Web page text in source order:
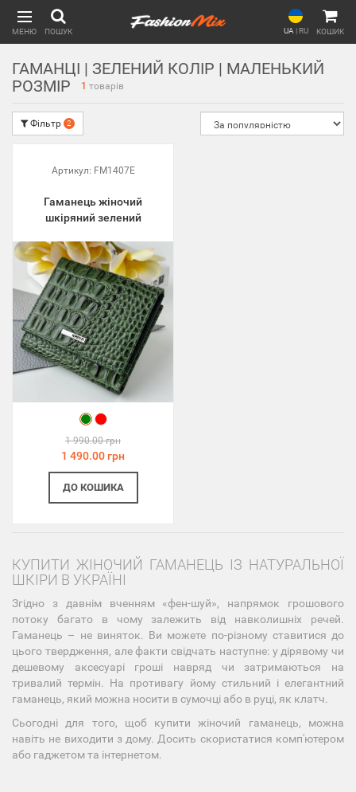
МЕНЮ ПОШУК UA | RU КОШИК
ГАМАНЦІ | ЗЕЛЕНИЙ КОЛІР | МАЛЕНЬКИЙ
РОЗМІР
1 товарів
Фільтр 2
Артикул: FM1407E
Гаманець жіночий
шкіряний зелений
1 990.00 грн
1 490.00 грн
ДО КОШИКА
КУПИТИ ЖІНОЧИЙ ГАМАНЕЦЬ ІЗ НАТУРАЛЬНОЇ
ШКІРИ В УКРАЇНІ
Згідно з давнім вченням «фен-шуй», напрямок грошового
потоку багато в чому залежить від навколишніх речей.
Гаманець – не виняток. Ви можете по-різному ставитися до
цього твердження, але факти свідчать наступне: у дірявому чи
дешевому аксесуарі гроші навряд чи затримаються на
тривалий термін. На противагу йому стильний і елегантний
гаманець, який можна носити в сумочці або в руці, як клатч.
Сьогодні для того, щоб купити жіночий гаманець, можна
навіть не виходити з дому. Досить скористатися комп'ютером
або гаджетом та інтернетом.